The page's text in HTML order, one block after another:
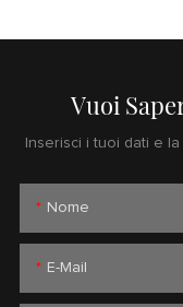
Vuoi
Inserisci i tuoi dati e
Nome
E-Mail